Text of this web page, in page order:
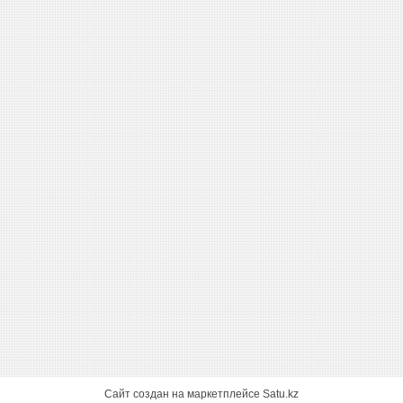
Сайт создан на маркетплейсе Satu.kz